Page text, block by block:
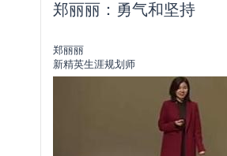
郑丽丽：勇气和坚持
郑丽丽
新精英生涯规划师